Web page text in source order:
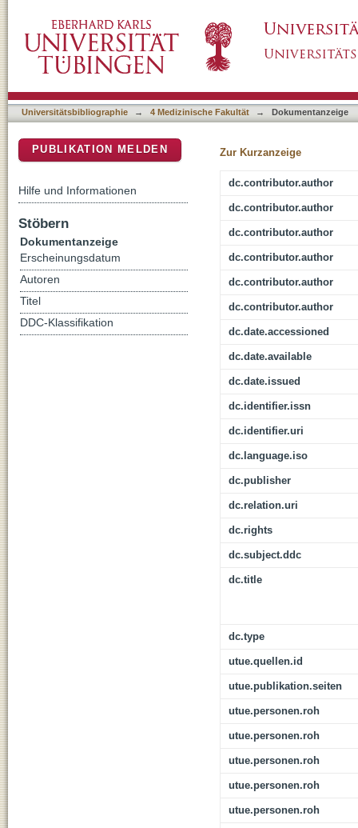
in non-HIV immunocompromised patients
Universitätsbibliographie → 4 Medizinische Fakultät → Dokumentanzeige
Zur Kurzanzeige
dc.contributor.author
dc.contributor.author
dc.contributor.author
dc.contributor.author
dc.contributor.author
dc.contributor.author
dc.date.accessioned
dc.date.available
dc.date.issued
dc.identifier.issn
dc.identifier.uri
dc.language.iso
dc.publisher
dc.relation.uri
dc.rights
dc.subject.ddc
dc.title
dc.type
utue.quellen.id
utue.publikation.seiten
utue.personen.roh
utue.personen.roh
utue.personen.roh
utue.personen.roh
utue.personen.roh
PUBLIKATION MELDEN
Hilfe und Informationen
Stöbern
Dokumentanzeige
Erscheinungsdatum
Autoren
Titel
DDC-Klassifikation